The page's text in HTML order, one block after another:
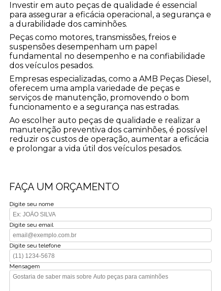
Investir em auto peças de qualidade é essencial
para assegurar a eficácia operacional, a segurança e
a durabilidade dos caminhões.
Peças como motores, transmissões, freios e
suspensões desempenham um papel
fundamental no desempenho e na confiabilidade
dos veículos pesados.
Empresas especializadas, como a AMB Peças Diesel,
oferecem uma ampla variedade de peças e
serviços de manutenção, promovendo o bom
funcionamento e a segurança nas estradas.
Ao escolher auto peças de qualidade e realizar a
manutenção preventiva dos caminhões, é possível
reduzir os custos de operação, aumentar a eficácia
e prolongar a vida útil dos veículos pesados.
FAÇA UM ORÇAMENTO
Digite seu nome
Digite seu email
Digite seu telefone
Mensagem